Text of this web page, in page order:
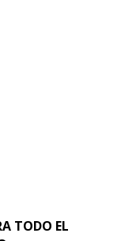
TODO EL